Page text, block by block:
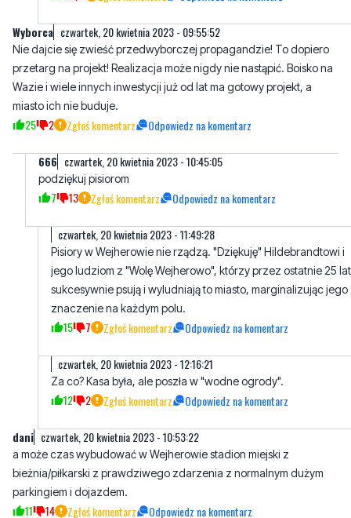
Wazie i wiele innych inwestycji już od lat ma gotowy projekt, a
miasto ich nie buduje.
25 2 Zgłoś komentarz Odpowiedz na komentarz
666 czwartek, 20 kwietnia 2023 - 10:45:05
podziękuj pisiorom
czwartek, 20 kwietnia 2023 - 11:49:28
Pisiory w Wejherowie nie rządzą. "Dziękuję" Hildebrandtowi i
sukcesywnie psują i wyludniają to miasto, marginalizując jego
znaczenie na każdym polu.
15 7 Zgłoś komentarz Odpowiedz na komentarz
czwartek, 20 kwietnia 2023 - 12:16:21
Za co? Kasa była, ale poszła w "wodne ogrody".
czwartek, 20 kwietnia 2023 - 10:53:22
a może czas wybudować w Wejherowie stadion miejski z
parkingiem i dojazdem.
11 14 Zgłoś komentarz Odpowiedz na komentarz
Luz czwartek, 20 kwietnia 2023 - 11:55:14
No pewnie może drugi stadion narodowy by menele miały gdzie